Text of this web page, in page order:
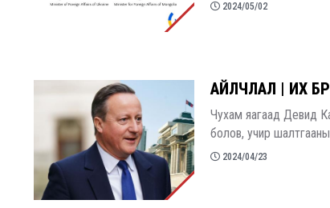
2024/05/02
​АЙЛЧЛАЛ | ИХ
Чухам яагаад Девид
болов, учир
2024/04/23